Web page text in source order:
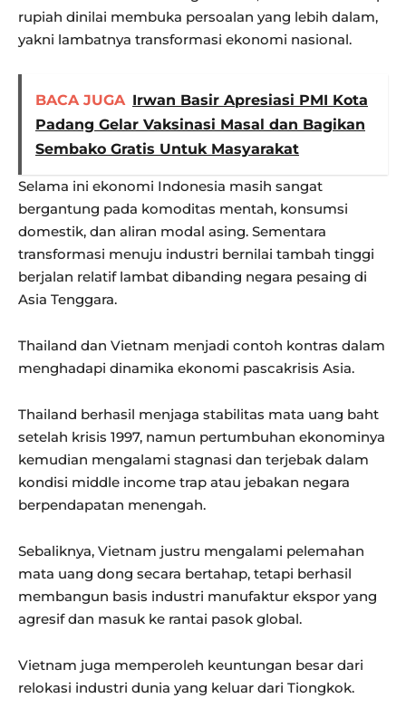
rupiah dinilai membuka persoalan yang lebih dalam,
yakni lambatnya transformasi ekonomi nasional.
BACA JUGA Irwan Basir Apresiasi PMI Kota
Padang Gelar Vaksinasi Masal dan Bagikan
Sembako Gratis Untuk Masyarakat
Selama ini ekonomi Indonesia masih sangat
bergantung pada komoditas mentah, konsumsi
domestik, dan aliran modal asing. Sementara
transformasi menuju industri bernilai tambah tinggi
berjalan relatif lambat dibanding negara pesaing di
Asia Tenggara.
Thailand dan Vietnam menjadi contoh kontras dalam
menghadapi dinamika ekonomi pascakrisis Asia.
Thailand berhasil menjaga stabilitas mata uang baht
setelah krisis 1997, namun pertumbuhan ekonominya
kemudian mengalami stagnasi dan terjebak dalam
kondisi middle income trap atau jebakan negara
berpendapatan menengah.
Sebaliknya, Vietnam justru mengalami pelemahan
mata uang dong secara bertahap, tetapi berhasil
membangun basis industri manufaktur ekspor yang
agresif dan masuk ke rantai pasok global.
Vietnam juga memperoleh keuntungan besar dari
relokasi industri dunia yang keluar dari Tiongkok.